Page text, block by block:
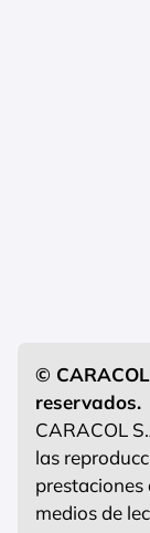
©
reservados.
CARACOL
las
prestaciones
medios de